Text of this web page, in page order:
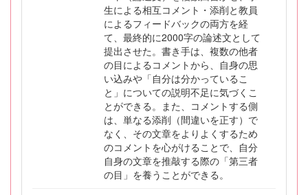
生による相互コメント・添削と教員
によるフィードバックの両方を経
て、最終的に2000字の論述文として
提出させた。書き手は、複数の他者
の目によるコメントから、自身の思
い込みや「自分は分かっているこ
と」についての説明不足に気づくこ
とができる。また、コメントする側
は、単なる添削（間違いを正す）で
なく、その文章をよりよくするため
のコメントを心がけることで、自分
自身の文章を推敲する際の「第三者
の目」を養うことができる。